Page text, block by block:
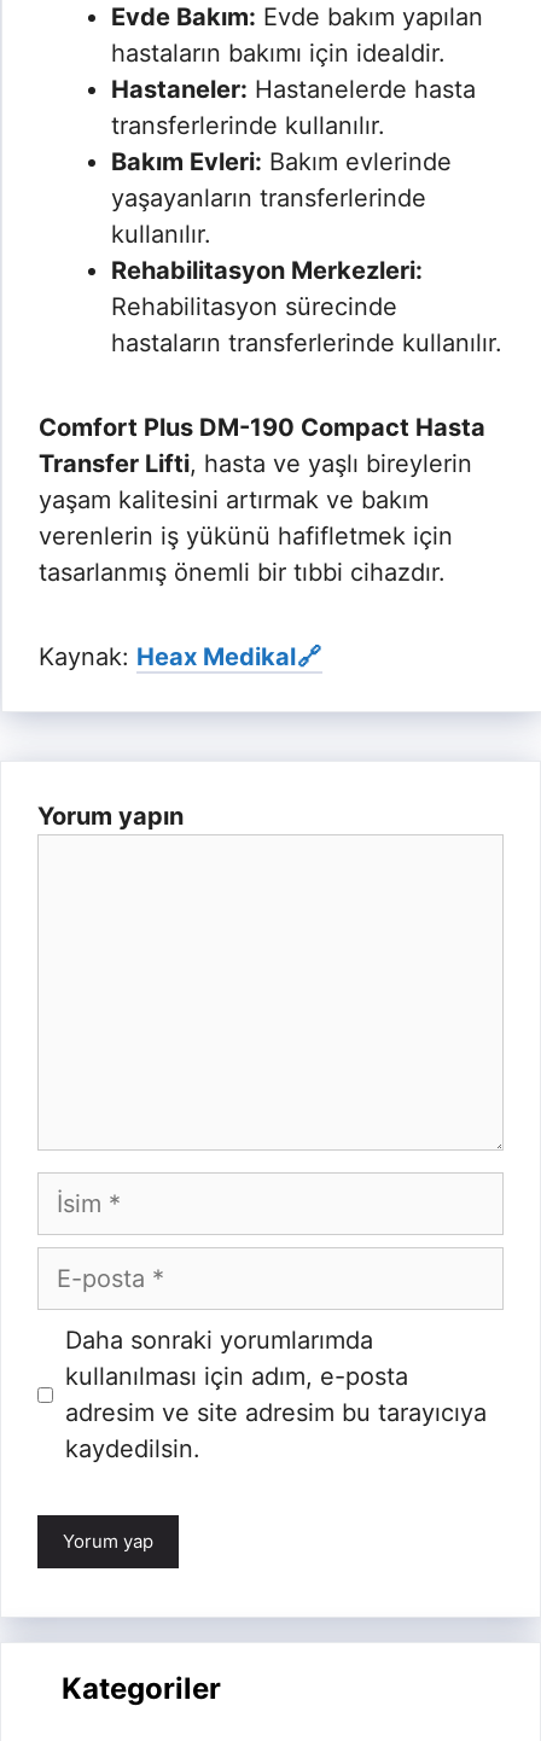
Evde Bakım: Evde bakım yapılan
hastaların bakımı için idealdir.
Hastaneler: Hastanelerde hasta
transferlerinde kullanılır.
Bakım Evleri: Bakım evlerinde
yaşayanların transferlerinde
kullanılır.
Rehabilitasyon Merkezleri:
Rehabilitasyon sürecinde
hastaların transferlerinde kullanılır.
Comfort Plus DM-190 Compact Hasta
Transfer Lifti, hasta ve yaşlı bireylerin
yaşam kalitesini artırmak ve bakım
verenlerin iş yükünü hafifletmek için
tasarlanmış önemli bir tıbbi cihazdır.
Kaynak: Heax Medikal
Yorum yapın
İsim
E-
posta
İnternet
sitesi
Daha sonraki yorumlarımda
kullanılması için adım, e-posta
adresim ve site adresim bu tarayıcıya
kaydedilsin.
Kategoriler